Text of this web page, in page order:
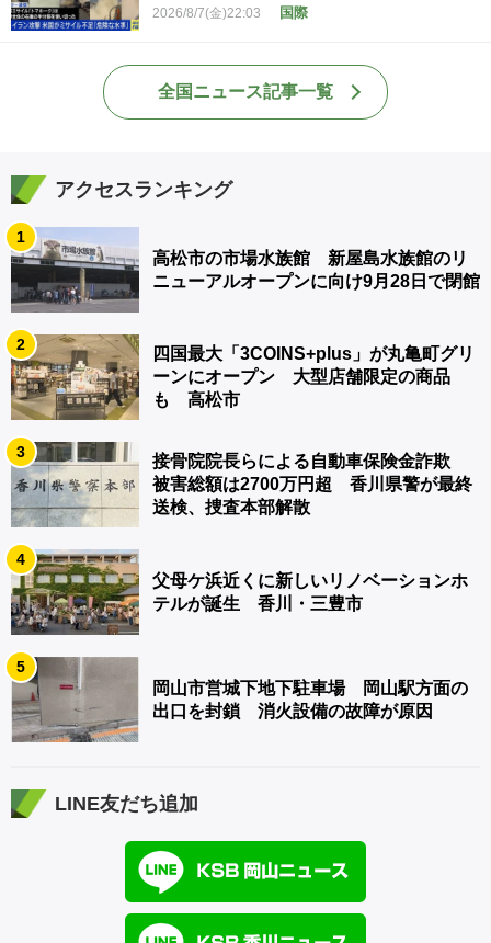
2026/8/7(金)22:03 国際
全国ニュース記事一覧
アクセスランキング
1
高松市の市場水族館 新屋島水族館のリ
ニューアルオープンに向け9月28日で閉館
2
四国最大「3COINS+plus」が丸亀町グリ
ーンにオープン 大型店舗限定の商品
も 高松市
3
接骨院院長らによる自動車保険金詐欺
被害総額は2700万円超 香川県警が最終
送検、捜査本部解散
4
父母ケ浜近くに新しいリノベーションホ
テルが誕生 香川・三豊市
5
岡山市営城下地下駐車場 岡山駅方面の
出口を封鎖 消火設備の故障が原因
LINE友だち追加